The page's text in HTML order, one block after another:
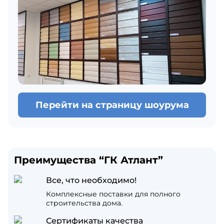
Перейти на страницу шоурума
Преимущества “ГК Атлант”
Все, что необходимо!
Комплексные поставки для полного
строительства дома.
Сертификаты качества